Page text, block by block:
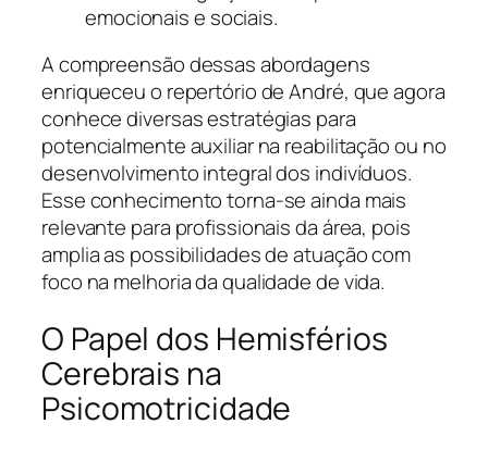
emocionais e sociais.
A compreensão dessas abordagens
enriqueceu o repertório de André, que agora
conhece diversas estratégias para
potencialmente auxiliar na reabilitação ou no
desenvolvimento integral dos indivíduos.
Esse conhecimento torna-se ainda mais
relevante para profissionais da área, pois
amplia as possibilidades de atuação com
foco na melhoria da qualidade de vida.
O Papel dos Hemisférios
Cerebrais na
Psicomotricidade